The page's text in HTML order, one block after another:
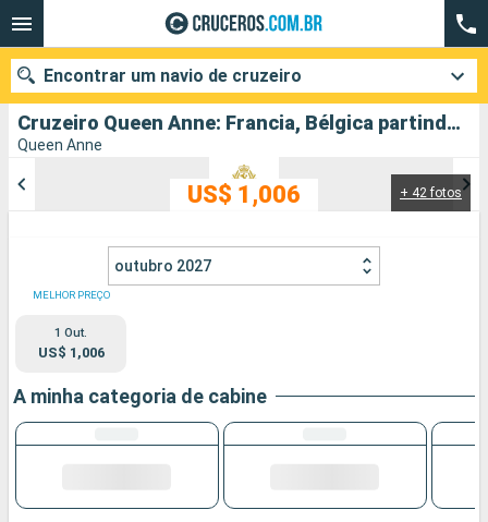
Cruzeiro Queen Anne: Francia, Bélgica partindo de Southampton
Queen Anne
+ 42 fotos
US$ 1,006
outubro 2027
MELHOR PREÇO
1 Out.
US$ 1,006
A minha categoria de cabine
Encontrar um navio de cruzeiro
Data de partida
Cidades